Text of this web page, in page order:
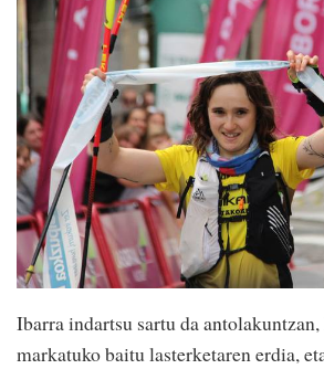
Ibarra indartsu sartu da
markatuko baitu lasterketaren erdia,